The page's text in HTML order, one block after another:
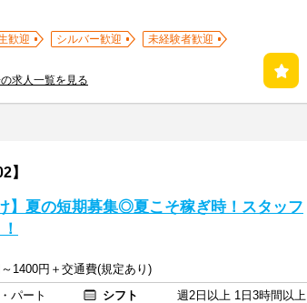
歓迎 シルバー歓迎
未経験者歓迎
求人一覧を見る
】
】夏の短期募集◎夏こそ稼ぎ時！スタッフ
1400円＋交通費(規定あり)
パート シフト
週2日以上 1日3時間以上